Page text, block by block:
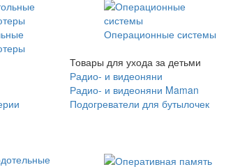
Операционные системы
Товары для ухода за детьми
Радио- и видеоняни
Радио- и видеоняни Maman
Подогреватели для бутылочек